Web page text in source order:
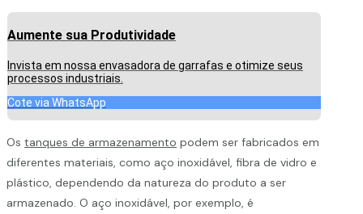
Aumente sua Produtividade
Invista em nossa envasadora de garrafas e otimize seus
processos industriais.
Cote via WhatsApp
Os tanques de armazenamento podem ser fabricados em
diferentes materiais, como aço inoxidável, fibra de vidro e
plástico, dependendo da natureza do produto a ser
armazenado. O aço inoxidável, por exemplo, é